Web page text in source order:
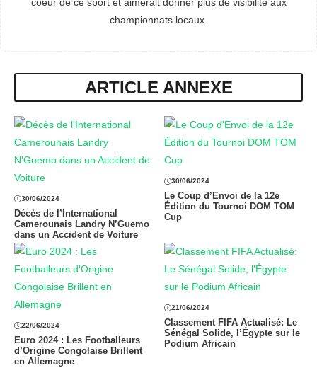
championnats locaux.
ARTICLE ANNEXE
30/06/2024
Décès de l’International
Camerounais Landry N’Guemo
dans un Accident de Voiture
30/06/2024
Le Coup d’Envoi de la 12e
Édition du Tournoi DOM TOM
Cup
22/06/2024
Euro 2024 : Les Footballeurs
d’Origine Congolaise Brillent
en Allemagne
21/06/2024
Classement FIFA Actualisé: Le
Sénégal Solide, l’Égypte sur le
Podium Africain